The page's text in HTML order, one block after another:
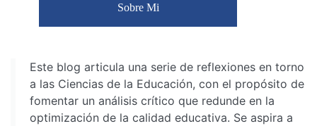
Sobre Mi
Este blog articula una serie de reflexiones en torno
a las Ciencias de la Educación, con el propósito de
fomentar un análisis crítico que redunde en la
optimización de la calidad educativa. Se aspira a